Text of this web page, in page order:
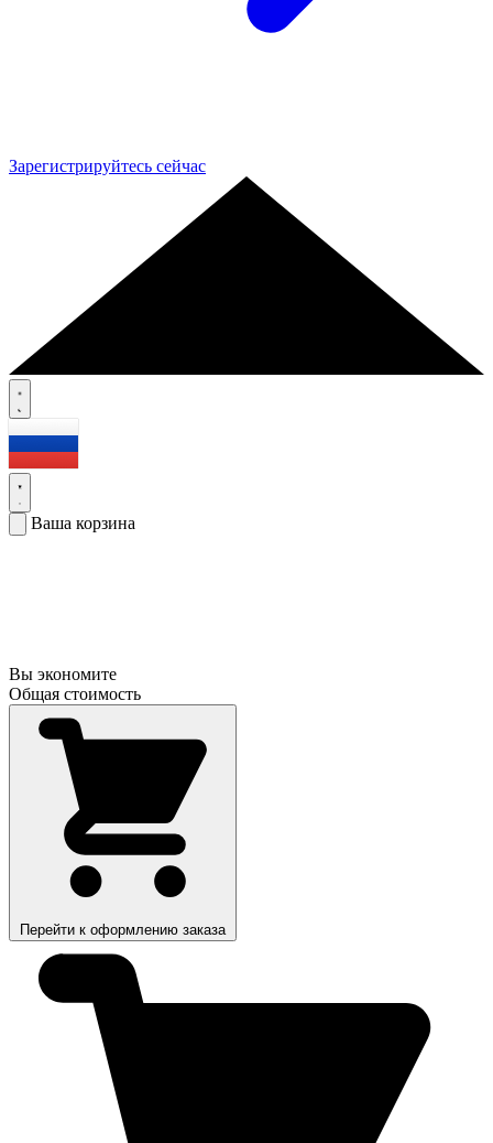
Зарегистрируйтесь сейчас
Ваша корзина
Вы экономите
Общая стоимость
Перейти к оформлению заказа